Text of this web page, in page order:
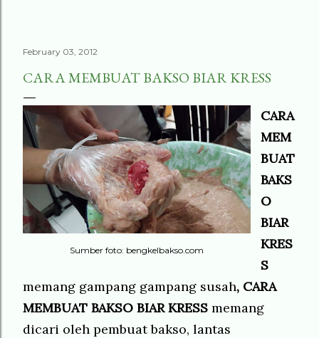
February 03, 2012
CARA MEMBUAT BAKSO BIAR KRESS
Sumber foto: bengkelbakso.com
CARA
MEM
BUAT
BAKS
O
BIAR
KRES
S
memang gampang gampang susah, CARA
MEMBUAT BAKSO BIAR KRESS memang
dicari oleh pembuat bakso, lantas